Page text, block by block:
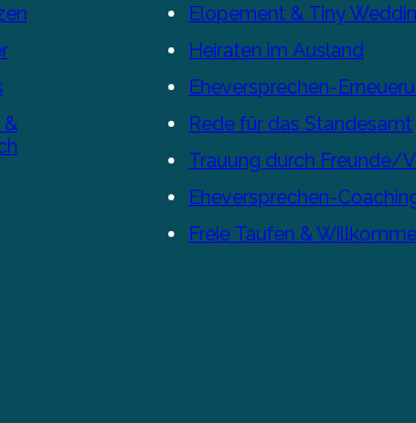
&
Elopement & Tiny
Heiraten im Ausland
Eheversprechen-
Rede für das Standesamt
Trauung durch Freunde/
Eheversprechen-
Freie Taufen &